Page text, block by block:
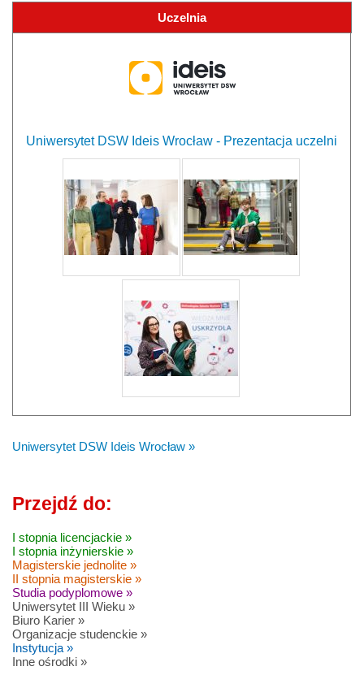
Uczelnia
Uniwersytet DSW Ideis Wrocław - Prezentacja uczelni
Uniwersytet DSW Ideis Wrocław »
Przejdź do:
I stopnia licencjackie »
I stopnia inżynierskie »
Magisterskie jednolite »
II stopnia magisterskie »
Studia podyplomowe »
Uniwersytet III Wieku »
Biuro Karier »
Organizacje studenckie »
Instytucja »
Inne ośrodki »